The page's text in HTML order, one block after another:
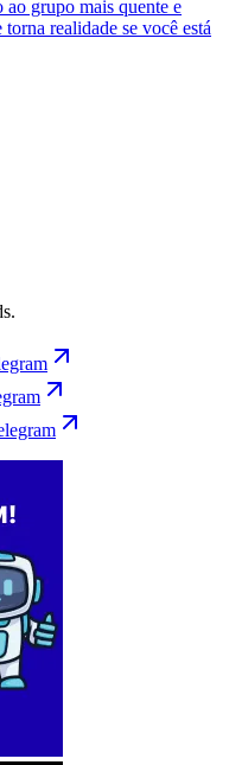
ao grupo mais quente e
realidade se você está